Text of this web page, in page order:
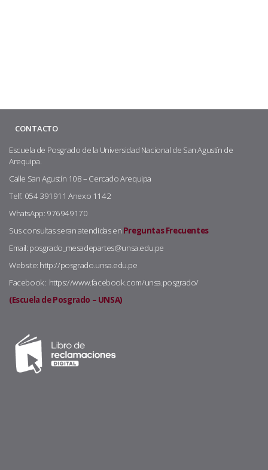
CONTACTO
Escuela de Posgrado de la Universidad Nacional de San Agustín de
Arequipa.
Calle San Agustín 108 – Cercado Arequipa
Telf. 054 391911 Anexo 1142
WhatsApp: 976949170
Sus consultas seran atendidas en Preguntas Frecuentes
Email: posgrado_mesadepartes@unsa.edu.pe
Website: http://posgrado.unsa.edu.pe
Facebook: https://www.facebook.com/unsa.posgrado/
(Escuela de Posgrado – UNSA)